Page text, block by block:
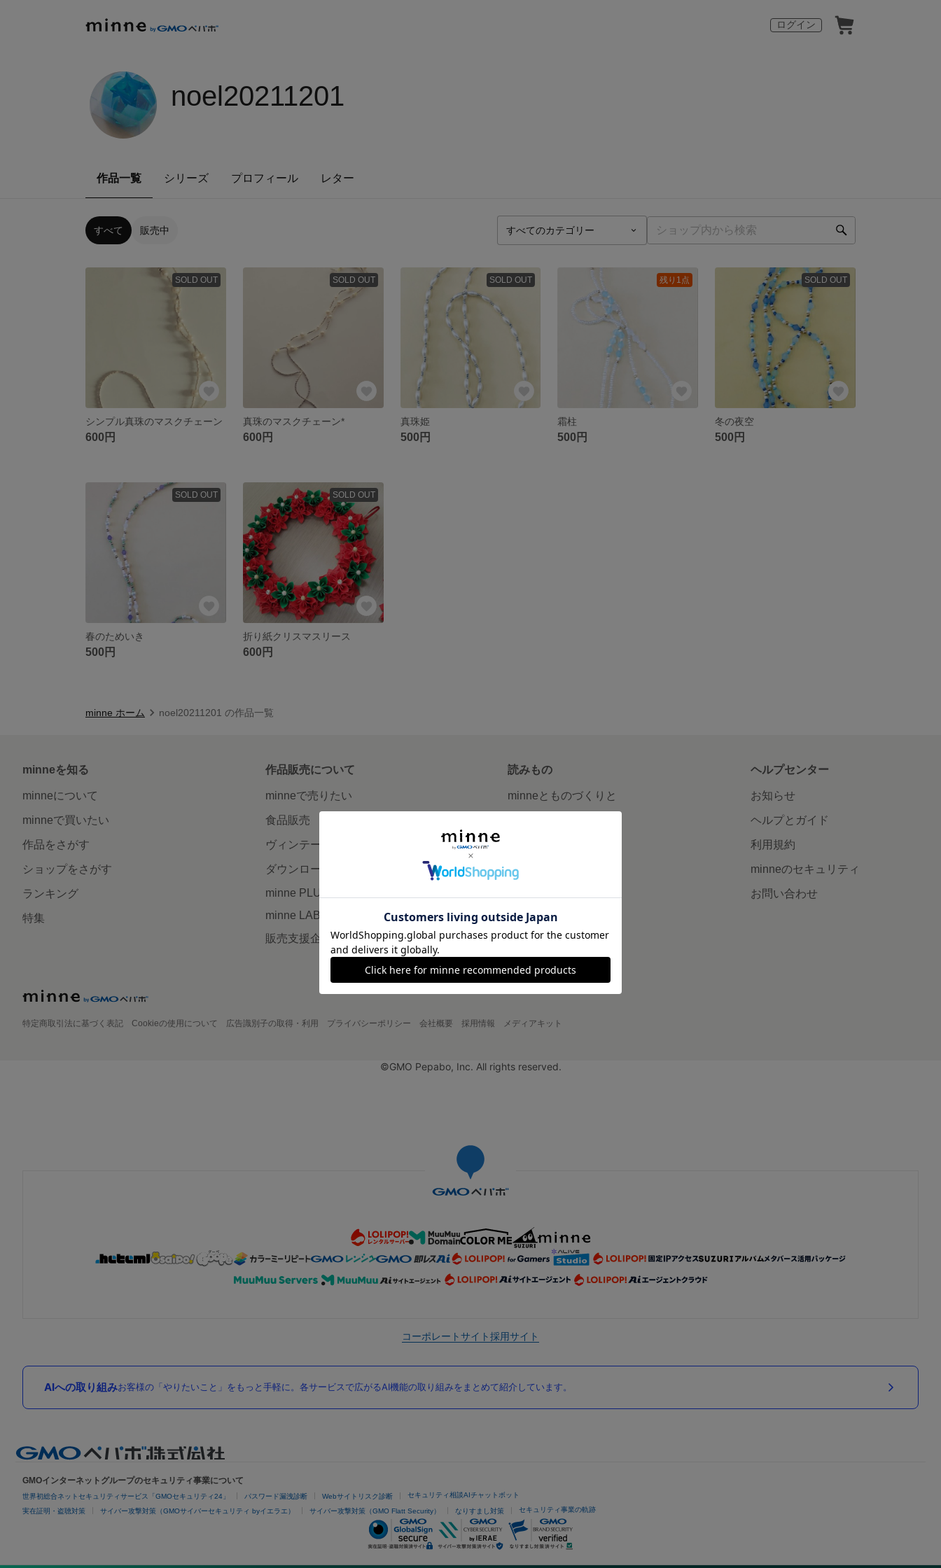
ログイン
noel20211201
作品一覧 シリーズ プロフィール レター
すべて 販売中
SOLD OUT
シンプル真珠のマスクチェーン
600円
SOLD OUT
真珠のマスクチェーン*
600円
SOLD OUT
真珠姫
500円
残り1点
霜柱
500円
SOLD OUT
冬の夜空
500円
SOLD OUT
春のためいき
500円
SOLD OUT
折り紙クリスマスリース
600円
minne ホーム noel20211201 の作品一覧
minneを知る
minneについて
minneで買いたい
作品をさがす
ショップをさがす
ランキング
特集
作品販売について
minneで売りたい
食品販売
ヴィンテージ販売
ダウンロード販売
minne PLUS
minne LAB
販売支援企画・イベント
読みもの
minneとものづくりと
minneの本
広告出稿について
ヘルプセンター
お知らせ
ヘルプとガイド
利用規約
minneのセキュリティ
お問い合わせ
特定商取引法に基づく表記 Cookieの使用について 広告識別子の取得・利用 プライバシーポリシー 会社概要 採用情報 メディアキット
©GMO Pepabo, Inc. All rights reserved.
コーポレートサイト採用サイト
AIへの取り組みお客様の「やりたいこと」をもっと手軽に。各サービスで広がるAI機能の取り組みをまとめて紹介しています。
GMOインターネットグループのセキュリティ事業について
世界初総合ネットセキュリティサービス「GMOセキュリティ24」 パスワード漏洩診断 Webサイトリスク診断 セキュリティ相談AIチャットボット
実在証明・盗聴対策 サイバー攻撃対策（GMOサイバーセキュリティ byイエラエ） サイバー攻撃対策（GMO Flatt Security） なりすまし対策 セキュリティ事業の軌跡